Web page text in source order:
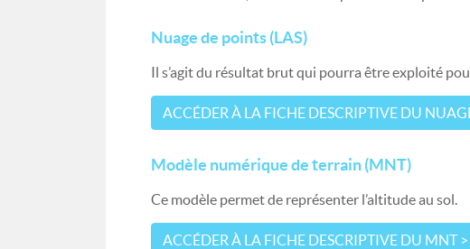
Nuage de points (LAS)
Il s’agit du résultat brut qui pourra être exploité
ACCÉDER À LA FICHE DESCRIPTIVE DU
Modèle numérique de terrain (MNT)
Ce modèle permet de représenter l’altitude au sol.
ACCÉDER À LA FICHE DESCRIPTIVE DU MNT >